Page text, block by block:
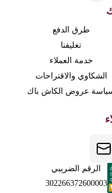
طرق الدفع
تغليفنا
خدمة العملاء
الشكاوي والاقتراحات
عروض الكاش باك
الرقم الضريبي
302266372600003